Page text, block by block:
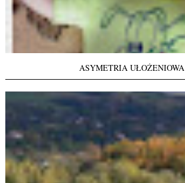
ASYMETRIA UŁOŻENIOWA